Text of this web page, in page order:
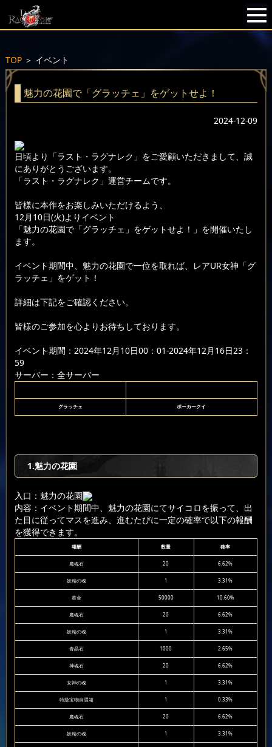
TOP＞ イベント
魅力の花園で「グラッチェ」をゲットせよ！
2024-12-09
日頃より「ラスト・ラグナレク」をご愛顧いただきまして、誠
にありがとうございます。
「ラスト・ラグナレク」運営チームです。
皆様に本作をお楽しみいただけるよう、
12月10日(火)よりイベント
「魅力の花園で「グラッチェ」をゲットせよ！」を開催いたし
ます。
イベント期間中、魅力の花園で一位を取れば、レアUR女神「グ
ラッチェ」をゲット！
詳細は下記をご確認ください。
皆様のご参加を心よりお待ちしております。
イベント期間：2024年12月10日00：01-2024年12月16日23：
59
サーバー：全サーバー
グラッチェ ポーカークイ
1.魅力の花園
入口：魅力の花園
内容：イベント期間中、魅力の花園にてサイコロを振って、出
た目に従ってマスを進み、進むたびに一定の確率で以下の報酬
を獲得できます。
報酬 数量 確率
魔魂石 20 6.62%
妖精の魂 1 3.31%
黄金 50000 10.60%
魔魂石 20 6.62%
妖精の魂 1 3.31%
青晶石 1000 2.65%
神魂石 20 6.62%
女神の魂 1 3.31%
特級宝物自選箱 1 0.33%
魔魂石 20 6.62%
妖精の魂 1 3.31%